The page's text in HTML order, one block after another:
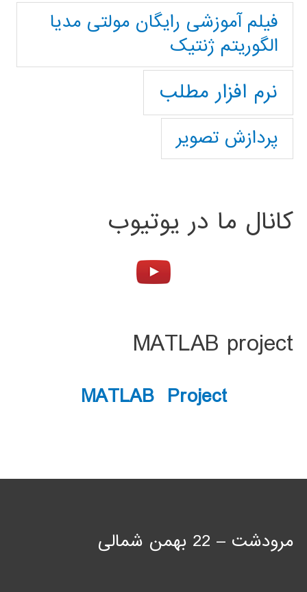
فیلم آموزشی رایگان مولتی مدیا
الگوریتم ژنتیک
نرم افزار مطلب
پردازش تصویر
کانال ما در یوتیوب
MATLAB project
MATLAB Project
مرودشت – 22 بهمن شمالی